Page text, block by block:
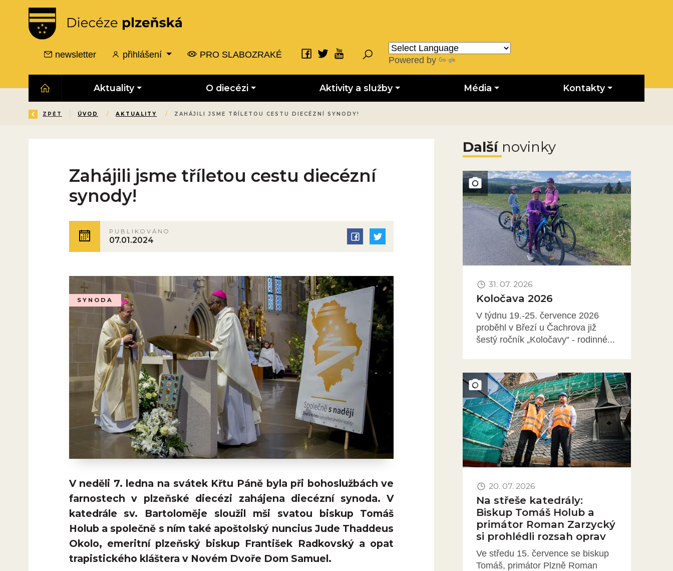
newsletter přihlášení PRO SLABOZRAKÉ
Powered by
Aktuality O diecézi Aktivity a služby Média Kontakty
ZPĚT ÚVOD / AKTUALITY / ZAHÁJILI JSME TŘÍLETOU CESTU DIECÉZNÍ SYNODY!
Zahájili jsme tříletou cestu diecézní
synody!
PUBLIKOVÁNO
07.01.2024
SYNODA
V neděli 7. ledna na svátek Křtu Páně byla při bohoslužbách ve
farnostech v plzeňské diecézi zahájena diecézní synoda. V
katedrále sv. Bartoloměje sloužil mši svatou biskup Tomáš
Holub a společně s ním také apoštolský nuncius Jude Thaddeus
Okolo, emeritní plzeňský biskup František Radkovský a opat
trapistického kláštera v Novém Dvoře Dom Samuel.
Další novinky
Obrázek novinky
31. 07. 2026
Koločava 2026
V týdnu 19.-25. července 2026
proběhl v Březí u Čachrova již
šestý ročník „Koločavy“ - rodinné...
Obrázek novinky
20. 07. 2026
Na střeše katedrály:
Biskup Tomáš Holub a
primátor Roman Zarzycký
si prohlédli rozsah oprav
Ve středu 15. července se biskup
Tomáš, primátor Plzně Roman